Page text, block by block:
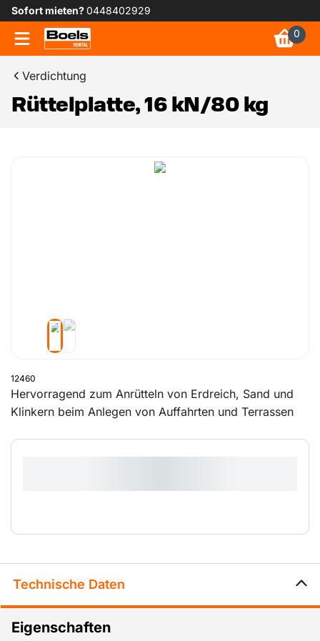
Sofort mieten?0448402929
0
Verdichtung
Rüttelplatte, 16 kN/80 kg
12460
Hervorragend zum Anrütteln von Erdreich, Sand und
Klinkern beim Anlegen von Auffahrten und Terrassen
Technische Daten
Eigenschaften